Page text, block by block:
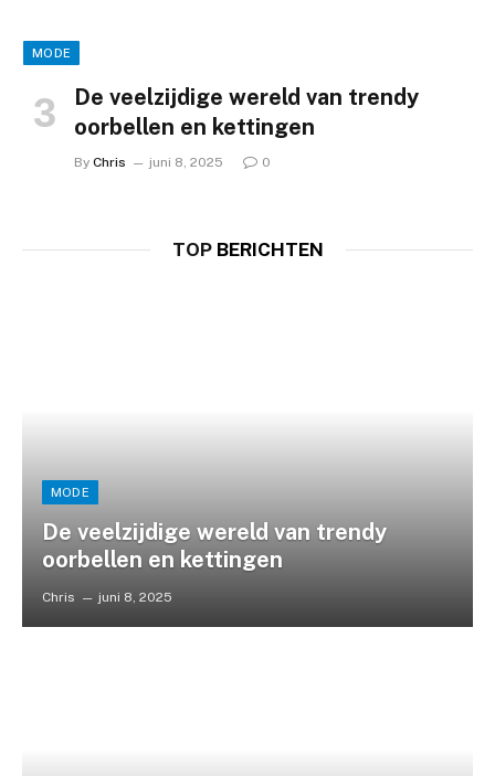
MODE
De veelzijdige wereld van trendy
oorbellen en kettingen
By Chris juni 8, 2025 0
TOPBERICHTEN
MODE
De veelzijdige wereld van trendy
oorbellen en kettingen
Chris juni 8, 2025